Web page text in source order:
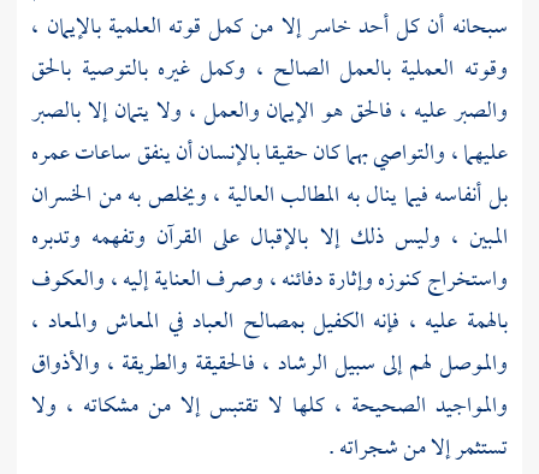
سبحانه أن كل أحد خاسر إلا من كمل قوته العلمية بالإيمان ،
وقوته العملية بالعمل الصالح ، وكمل غيره بالتوصية بالحق
والصبر عليه ، فالحق هو الإيمان والعمل ، ولا يتمان إلا بالصبر
عليهما ، والتواصي بهما كان حقيقا بالإنسان أن ينفق ساعات عمره
بل أنفاسه فيما ينال به المطالب العالية ، ويخلص به من الخسران
المبين ، وليس ذلك إلا بالإقبال على القرآن وتفهمه وتدبره
واستخراج كنوزه وإثارة دفائنه ، وصرف العناية إليه ، والعكوف
بالهمة عليه ، فإنه الكفيل بمصالح العباد في المعاش والمعاد ،
والموصل لهم إلى سبيل الرشاد ، فالحقيقة والطريقة ، والأذواق
والمواجيد الصحيحة ، كلها لا تقتبس إلا من مشكاته ، ولا
تستثمر إلا من شجراته .